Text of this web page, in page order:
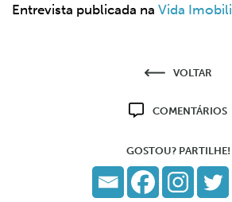
Entrevista publicada na Vida
VOLTAR
COMENTÁRIOS
GOSTOU? PARTILHE!